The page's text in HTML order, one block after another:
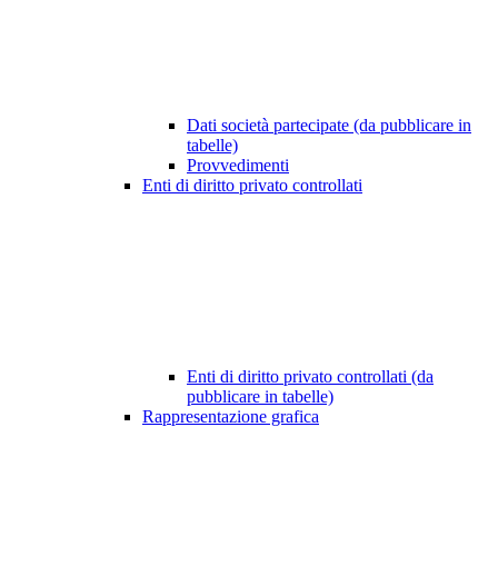
Dati società partecipate (da pubblicare in
tabelle)
Provvedimenti
Enti di diritto privato controllati
Enti di diritto privato controllati (da
pubblicare in tabelle)
Rappresentazione grafica